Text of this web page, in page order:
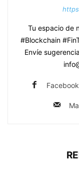
Tu espacio de
#Blockchain
Envíe
Facebook